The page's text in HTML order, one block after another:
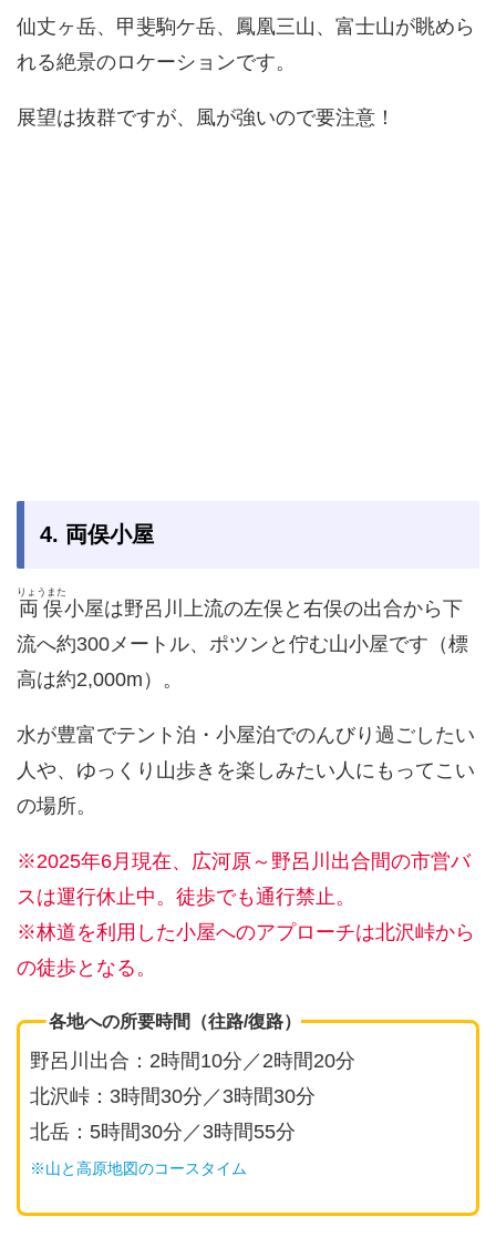
仙丈ヶ岳、甲斐駒ケ岳、鳳凰三山、富士山が眺めら
れる絶景のロケーションです。
展望は抜群ですが、風が強いので要注意！
4. 両俣小屋
両俣
りょうまた
小屋は野呂川上流の左俣と右俣の出合から下
流へ約300メートル、ポツンと佇む山小屋です（標
高は約2,000m）。
水が豊富でテント泊・小屋泊でのんびり過ごしたい
人や、ゆっくり山歩きを楽しみたい人にもってこい
の場所。
※2025年6月現在、広河原～野呂川出合間の市営バ
スは運行休止中。徒歩でも通行禁止。
※林道を利用した小屋へのアプローチは北沢峠から
の徒歩となる。
各地への所要時間（往路/復路）
野呂川出合：2時間10分／2時間20分
北沢峠：3時間30分／3時間30分
北岳：5時間30分／3時間55分
※山と高原地図のコースタイム